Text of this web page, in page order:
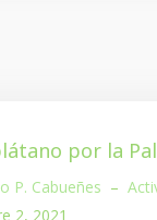
por la
P. Cabueñes –
2, 2021